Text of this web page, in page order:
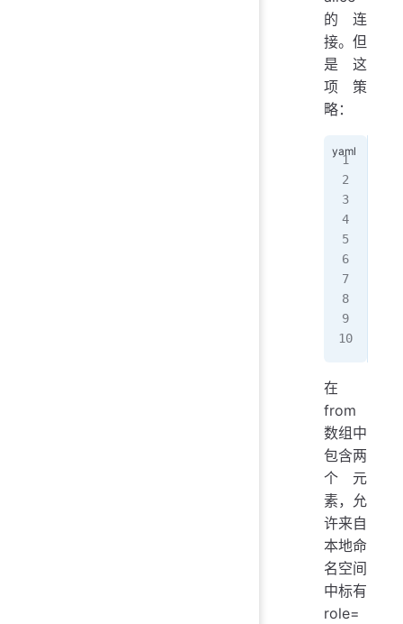
的连
接。但
是 这
项 策
略：
在
from
数组中
包含两
个元
素，允
许来自
本地命
名空间
中标有
role=